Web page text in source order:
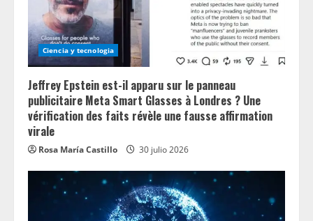
n
g Ciencia y tecnologia
Jeffrey Epstein est-il apparu sur le panneau
publicitaire Meta Smart Glasses à Londres ? Une
vérification des faits révèle une fausse affirmation
virale
Rosa María Castillo 30 julio 2026